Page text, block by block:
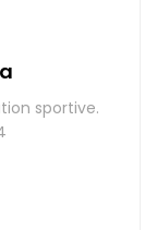
sportive.